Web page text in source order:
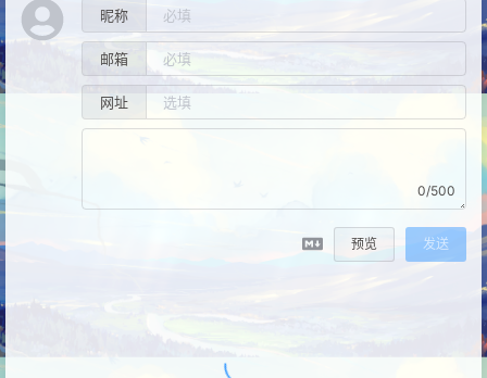
昵称
邮箱
网址
0/500
预览 发送